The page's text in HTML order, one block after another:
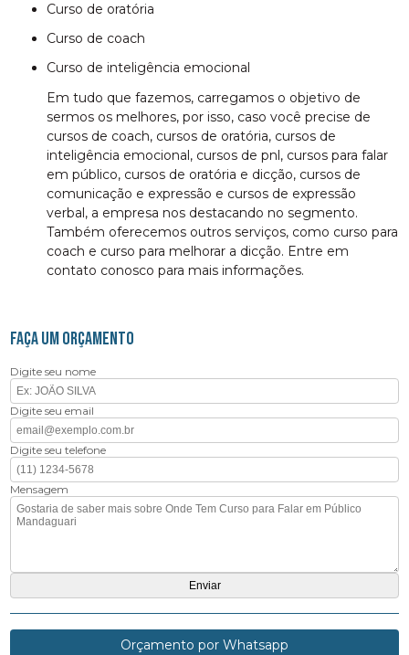
curso de oratória
curso de coach
curso de inteligência emocional
Em tudo que fazemos, carregamos o objetivo de
sermos os melhores, por isso, caso você precise de
cursos de coach, cursos de oratória, cursos de
inteligência emocional, cursos de pnl, cursos para falar
em público, cursos de oratória e dicção, cursos de
comunicação e expressão e cursos de expressão
verbal, a empresa nos destacando no segmento.
Também oferecemos outros serviços, como curso para
coach e curso para melhorar a dicção. Entre em
contato conosco para mais informações.
FAÇA UM ORÇAMENTO
Digite seu nome
Digite seu email
Digite seu telefone
Mensagem
Orçamento por Whatsapp